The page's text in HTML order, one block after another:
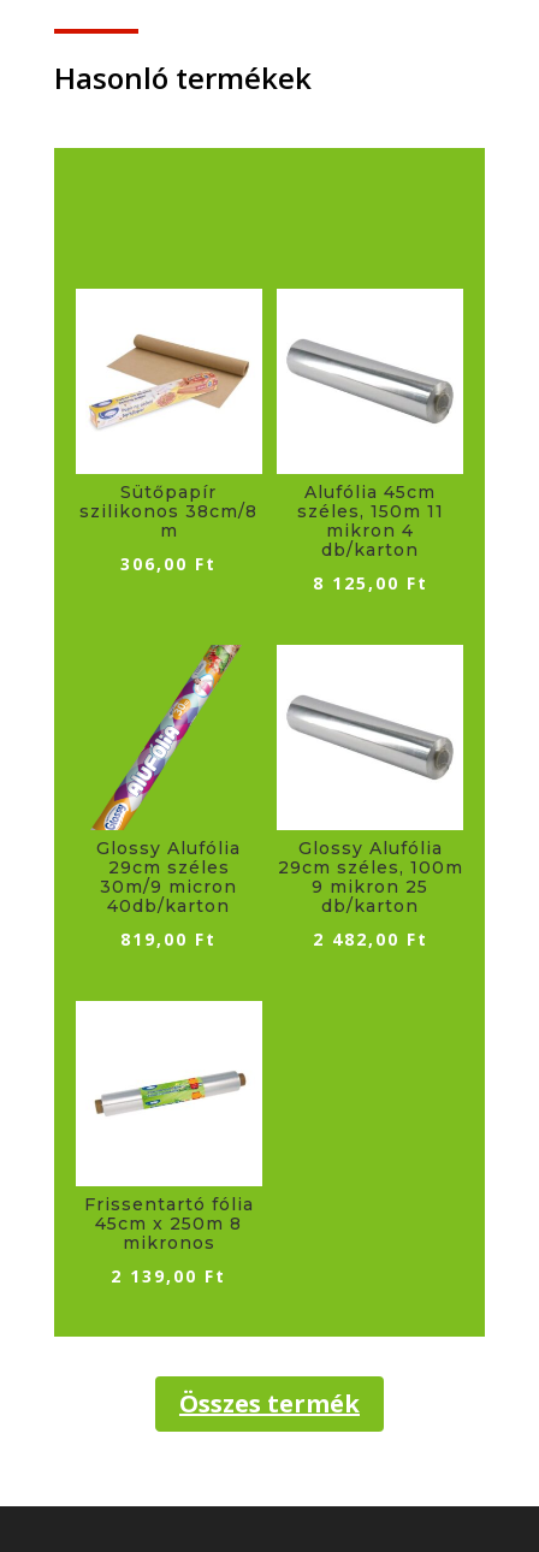
mm)
BARNA
*70925
Hasonló termékek
Sütőpapír
szilikonos 38cm/8
m
306,00 Ft
Alufólia 45cm
széles, 150m 11
mikron 4
db/karton
8 125,00 Ft
Glossy Alufólia
29cm széles
30m/9 micron
40db/karton
819,00 Ft
Glossy Alufólia
29cm széles, 100m
9 mikron 25
db/karton
2 482,00 Ft
Frissentartó fólia
45cm x 250m 8
mikronos
2 139,00 Ft
Összes termék